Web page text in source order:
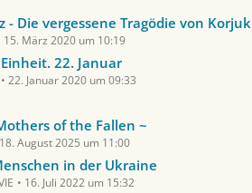
- Die vergessene Tragödie von
15. März 2020 um 10:19
22. Januar
22. Januar 2020 um 09:33
of the Fallen ~
18. August 2025 um 11:00
in der Ukraine
16. Juli 2022 um 15:32